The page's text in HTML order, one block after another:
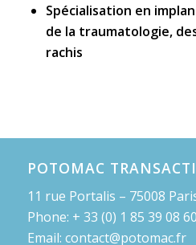
Spécialisation en
de la traumatologie,
rachis
POTOMAC
11 rue Portalis – 75008
Phone: + 33 (0) 1 85 39 08 60
Email: contact@potomac.fr